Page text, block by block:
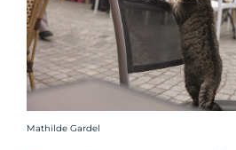
Crédit photo :
Mathilde Gardel